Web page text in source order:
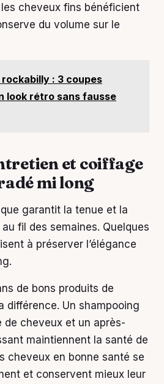
cheveux fins bénéficient
du volume sur le
rockabilly : 3 coupes
look rétro sans fausse
et coiffage
mi long
garantit la tenue et la
fil des semaines. Quelques
à préserver l’élégance
de bons produits de
différence. Un shampooing
de cheveux et un après-
maintiennent la santé de
cheveux en bonne santé se
et conservent mieux leur